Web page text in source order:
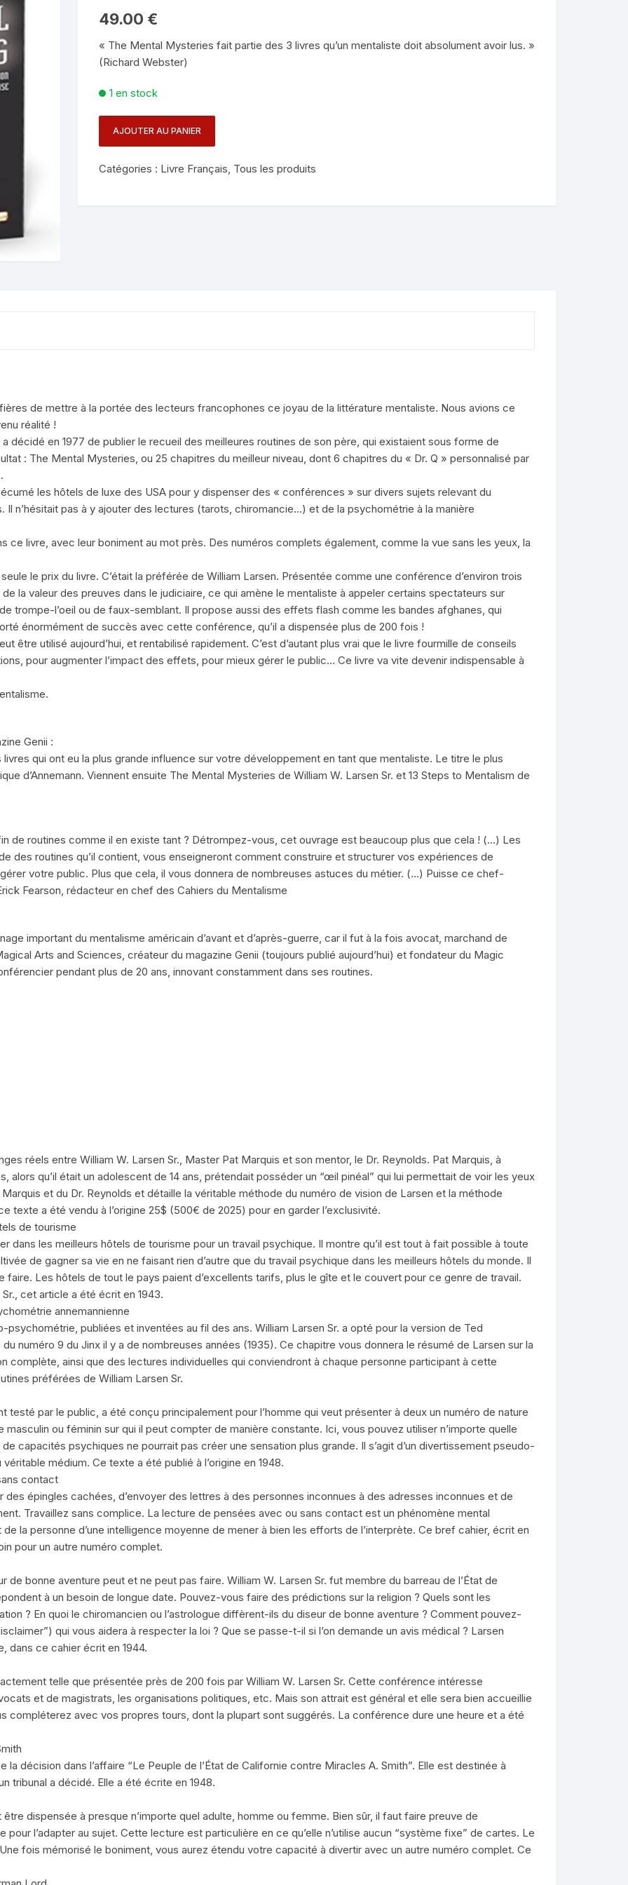
Chop Cup – GobeletsTours de corde
– Rubans – Steamers
– Produits
49.00 €
« The Mental Mysteries fait partie des 3 livres qu’un mentaliste doit absolument avoir lus. »
(Richard Webster)
1 en stock
Livre
AJOUTER AU PANIER
Catégories : Livre Français, Tous les produits
de mettre à la portée des lecteurs francophones ce joyau de la littérature mentaliste. Nous avions ce
réalité !
a décidé en 1977 de publier le recueil des meilleures routines de son père, qui existaient sous forme de
: The Mental Mysteries, ou 25 chapitres du meilleur niveau, dont 6 chapitres du « Dr. Q » personnalisé par
les hôtels de luxe des USA pour y dispenser des « conférences » sur divers sujets relevant du
n’hésitait pas à y ajouter des lectures (tarots, chiromancie…) et de la psychométrie à la manière
ce livre, avec leur boniment au mot près. Des numéros complets également, comme la vue sans les yeux, la
le prix du livre. C’était la préférée de William Larsen. Présentée comme une conférence d’environ trois
la valeur des preuves dans le judiciaire, ce qui amène le mentaliste à appeler certains spectateurs sur
trompe-l’oeil ou de faux-semblant. Il propose aussi des effets flash comme les bandes afghanes, qui
énormément de succès avec cette conférence, qu’il a dispensée plus de 200 fois !
être utilisé aujourd’hui, et rentabilisé rapidement. C’est d’autant plus vrai que le livre fourmille de conseils
pour augmenter l’impact des effets, pour mieux gérer le public… Ce livre va vite devenir indispensable à
Genii :
qui ont eu la plus grande influence sur votre développement en tant que mentaliste. Le titre le plus
d’Annemann. Viennent ensuite The Mental Mysteries de William W. Larsen Sr. et 13 Steps to Mentalism de
de routines comme il en existe tant ? Détrompez-vous, cet ouvrage est beaucoup plus que cela ! (…) Les
des routines qu’il contient, vous enseigneront comment construire et structurer vos expériences de
votre public. Plus que cela, il vous donnera de nombreuses astuces du métier. (…) Puisse ce chef-
Fearson, rédacteur en chef des Cahiers du Mentalisme
important du mentalisme américain d’avant et d’après-guerre, car il fut à la fois avocat, marchand de
Arts and Sciences, créateur du magazine Genii (toujours publié aujourd’hui) et fondateur du Magic
pendant plus de 20 ans, innovant constamment dans ses routines.
réels entre William W. Larsen Sr., Master Pat Marquis et son mentor, le Dr. Reynolds. Pat Marquis, à
alors qu’il était un adolescent de 14 ans, prétendait posséder un “œil pinéal” qui lui permettait de voir les yeux
et du Dr. Reynolds et détaille la véritable méthode du numéro de vision de Larsen et la méthode
texte a été vendu à l’origine 25$ (500€ de 2025) pour en garder l’exclusivité.
de tourisme
dans les meilleurs hôtels de tourisme pour un travail psychique. Il montre qu’il est tout à fait possible à toute
de gagner sa vie en ne faisant rien d’autre que du travail psychique dans les meilleurs hôtels du monde. Il
faire. Les hôtels de tout le pays paient d’excellents tarifs, plus le gîte et le couvert pour ce genre de travail.
cet article a été écrit en 1943.
annemannienne
publiées et inventées au fil des ans. William Larsen Sr. a opté pour la version de Ted
numéro 9 du Jinx il y a de nombreuses années (1935). Ce chapitre vous donnera le résumé de Larsen sur la
complète, ainsi que des lectures individuelles qui conviendront à chaque personne participant à cette
préférées de William Larsen Sr.
testé par le public, a été conçu principalement pour l’homme qui veut présenter à deux un numéro de nature
masculin ou féminin sur qui il peut compter de manière constante. Ici, vous pouvez utiliser n’importe quelle
capacités psychiques ne pourrait pas créer une sensation plus grande. Il s’agit d’un divertissement pseudo-
médium. Ce texte a été publié à l’origine en 1948.
contact
épingles cachées, d’envoyer des lettres à des personnes inconnues à des adresses inconnues et de
Travaillez sans complice. La lecture de pensées avec ou sans contact est un phénomène mental
la personne d’une intelligence moyenne de mener à bien les efforts de l’interprète. Ce bref cahier, écrit en
pour un autre numéro complet.
de bonne aventure peut et ne peut pas faire. William W. Larsen Sr. fut membre du barreau de l’État de
à un besoin de longue date. Pouvez-vous faire des prédictions sur la religion ? Quels sont les
? En quoi le chiromancien ou l’astrologue diffèrent-ils du diseur de bonne aventure ? Comment pouvez-
qui vous aidera à respecter la loi ? Que se passe-t-il si l’on demande un avis médical ? Larsen
dans ce cahier écrit en 1944.
telle que présentée près de 200 fois par William W. Larsen Sr. Cette conférence intéresse
et de magistrats, les organisations politiques, etc. Mais son attrait est général et elle sera bien accueillie
compléterez avec vos propres tours, dont la plupart sont suggérés. La conférence dure une heure et a été
la décision dans l’affaire “Le Peuple de l’État de Californie contre Miracles A. Smith”. Elle est destinée à
tribunal a décidé. Elle a été écrite en 1948.
dispensée à presque n’importe quel adulte, homme ou femme. Bien sûr, il faut faire preuve de
l’adapter au sujet. Cette lecture est particulière en ce qu’elle n’utilise aucun “système fixe” de cartes. Le
fois mémorisé le boniment, vous aurez étendu votre capacité à divertir avec un autre numéro complet. Ce